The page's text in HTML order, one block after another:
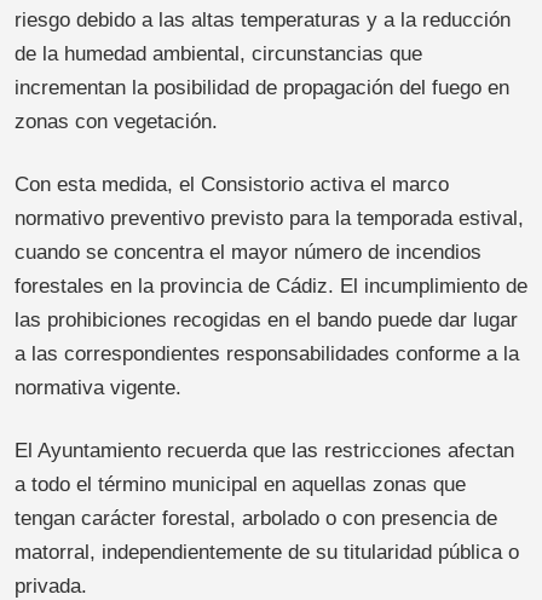
riesgo debido a las altas temperaturas y a la reducción
de la humedad ambiental, circunstancias que
incrementan la posibilidad de propagación del fuego en
zonas con vegetación.
Con esta medida, el Consistorio activa el marco
normativo preventivo previsto para la temporada estival,
cuando se concentra el mayor número de incendios
forestales en la provincia de Cádiz. El incumplimiento de
las prohibiciones recogidas en el bando puede dar lugar
a las correspondientes responsabilidades conforme a la
normativa vigente.
El Ayuntamiento recuerda que las restricciones afectan
a todo el término municipal en aquellas zonas que
tengan carácter forestal, arbolado o con presencia de
matorral, independientemente de su titularidad pública o
privada.